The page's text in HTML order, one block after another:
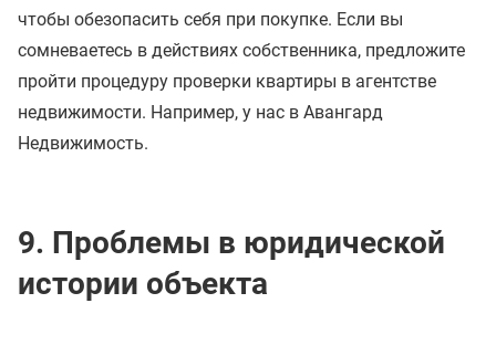
чтобы обезопасить себя при покупке. Если вы
сомневаетесь в действиях собственника, предложите
пройти процедуру проверки квартиры в агентстве
недвижимости. Например, у нас в Авангард
Недвижимость.
9. Проблемы в юридической
истории объекта